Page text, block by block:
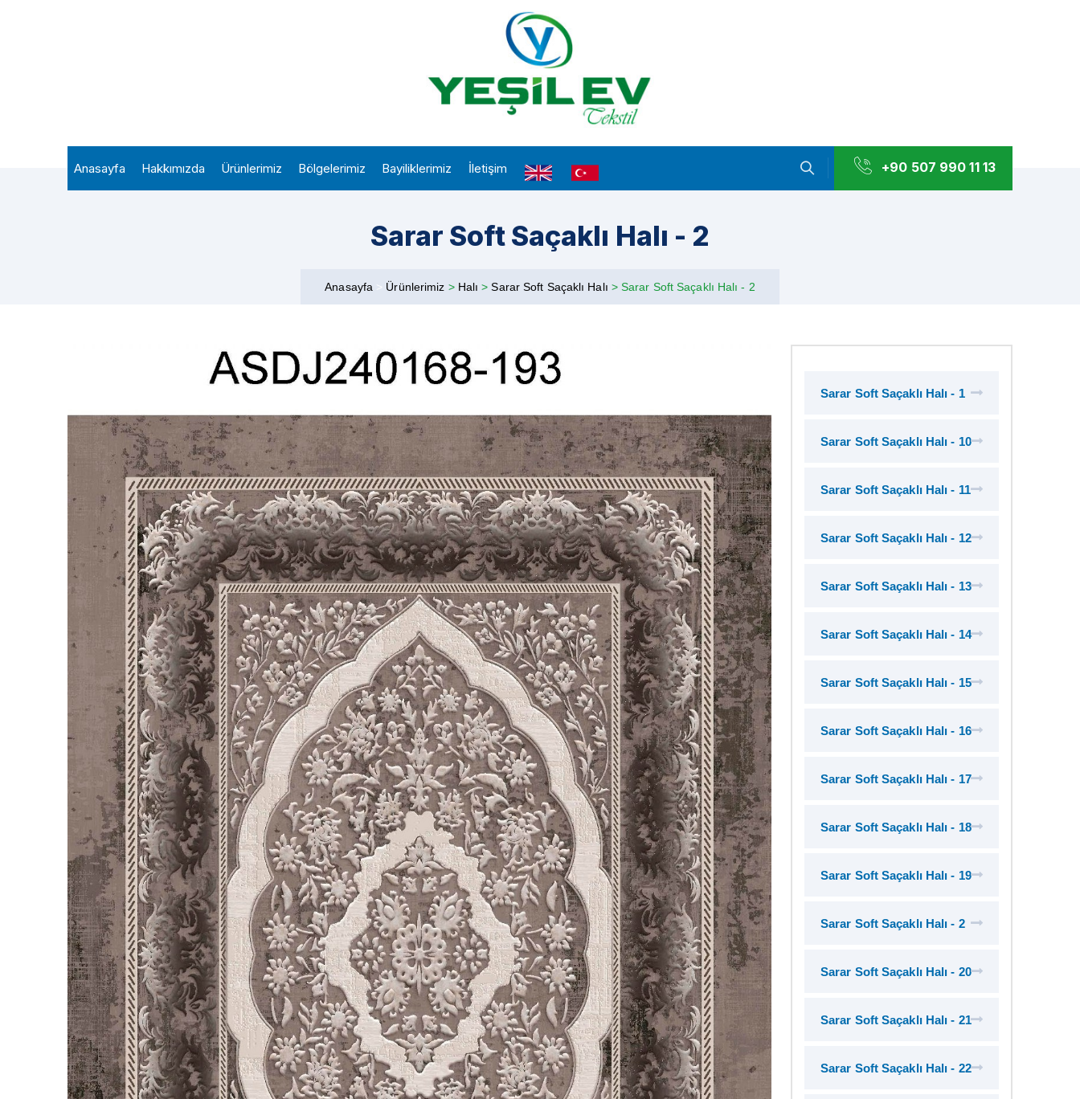
Anasayfa Hakkımızda Ürünlerimiz Bölgelerimiz Bayiliklerimiz İletişim +90 507 990 11 13
Sarar Soft Saçaklı Halı - 2
Anasayfa > Ürünlerimiz > Halı>Sarar Soft Saçaklı Halı >Sarar Soft Saçaklı Halı - 2
Sarar Soft Saçaklı Halı - 1
Sarar Soft Saçaklı Halı - 10
Sarar Soft Saçaklı Halı - 11
Sarar Soft Saçaklı Halı - 12
Sarar Soft Saçaklı Halı - 13
Sarar Soft Saçaklı Halı - 14
Sarar Soft Saçaklı Halı - 15
Sarar Soft Saçaklı Halı - 16
Sarar Soft Saçaklı Halı - 17
Sarar Soft Saçaklı Halı - 18
Sarar Soft Saçaklı Halı - 19
Sarar Soft Saçaklı Halı - 2
Sarar Soft Saçaklı Halı - 20
Sarar Soft Saçaklı Halı - 21
Sarar Soft Saçaklı Halı - 22